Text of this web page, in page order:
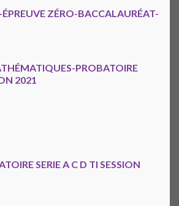
ZÉRO-BACCALAURÉAT-
PROBATOIRE
2021
SERIE A C D TI SESSION